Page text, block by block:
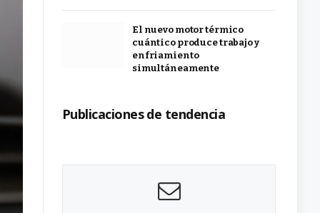
El nuevo motor térmico
cuántico produce trabajo y
enfriamiento
simultáneamente
Publicaciones de tendencia